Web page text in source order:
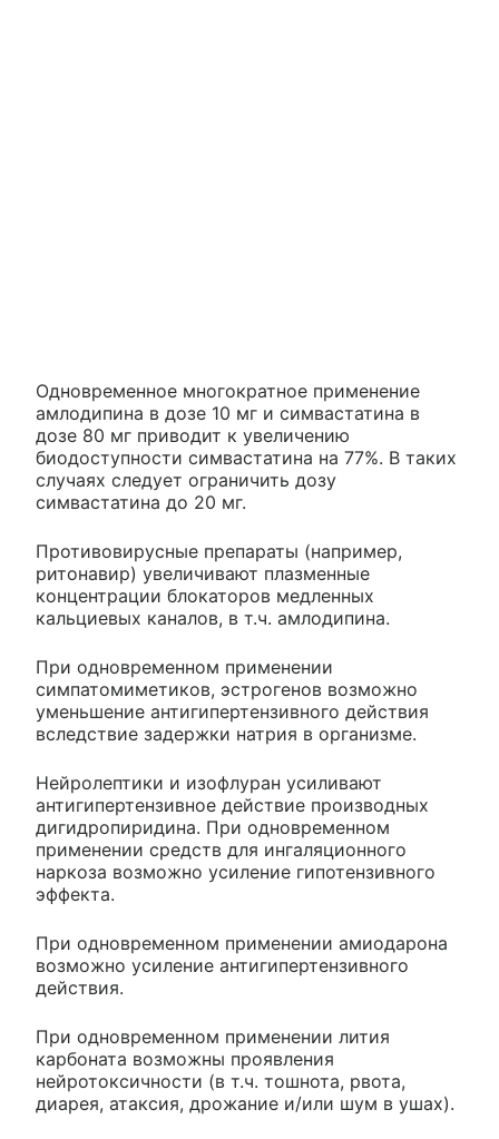
Одновременное многократное применение
амлодипина в дозе 10 мг и симвастатина в
дозе 80 мг приводит к увеличению
биодоступности симвастатина на 77%. В таких
случаях следует ограничить дозу
симвастатина до 20 мг.
Противовирусные препараты (например,
ритонавир) увеличивают плазменные
концентрации блокаторов медленных
кальциевых каналов, в т.ч. амлодипина.
При одновременном применении
симпатомиметиков, эстрогенов возможно
уменьшение антигипертензивного действия
вследствие задержки натрия в организме.
Нейролептики и изофлуран усиливают
антигипертензивное действие производных
дигидропиридина. При одновременном
применении средств для ингаляционного
наркоза возможно усиление гипотензивного
эффекта.
При одновременном применении амиодарона
возможно усиление антигипертензивного
действия.
При одновременном применении лития
карбоната возможны проявления
нейротоксичности (в т.ч. тошнота, рвота,
диарея, атаксия, дрожание и/или шум в ушах).